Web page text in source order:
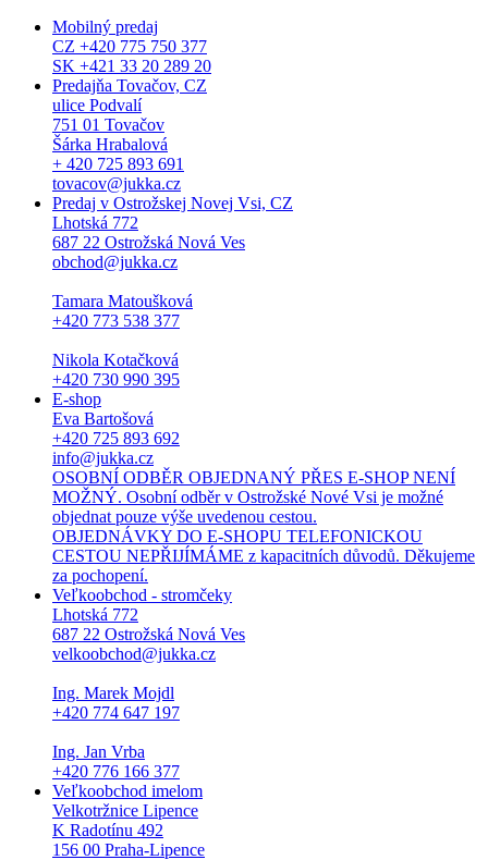
Mobilný predaj
CZ +420 775 750 377
SK +421 33 20 289 20
Predajňa Tovačov, CZ
ulice Podvalí
751 01 Tovačov
Šárka Hrabalová
+ 420 725 893 691
tovacov@jukka.cz
Predaj v Ostrožskej Novej Vsi, CZ
Lhotská 772
687 22 Ostrožská Nová Ves
obchod@jukka.cz
Tamara Matoušková
+420 773 538 377
Nikola Kotačková
+420 730 990 395
E-shop
Eva Bartošová
+420 725 893 692
info@jukka.cz
OSOBNÍ ODBĚR OBJEDNANÝ PŘES E-SHOP NENÍ
MOŽNÝ. Osobní odběr v Ostrožské Nové Vsi je možné
objednat pouze výše uvedenou cestou.
OBJEDNÁVKY DO E-SHOPU TELEFONICKOU
CESTOU NEPŘIJÍMÁME z kapacitních důvodů. Děkujeme
za pochopení.
Veľkoobchod - stromčeky
Lhotská 772
687 22 Ostrožská Nová Ves
velkoobchod@jukka.cz
Ing. Marek Mojdl
+420 774 647 197
Ing. Jan Vrba
+420 776 166 377
Veľkoobchod imelom
Velkotržnice Lipence
K Radotínu 492
156 00 Praha-Lipence